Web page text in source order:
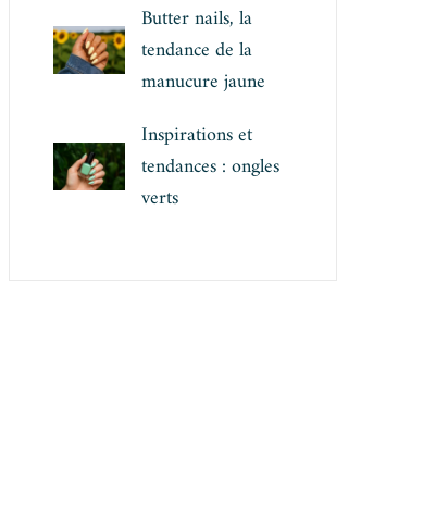
Butter nails, la
tendance de la
manucure jaune
Inspirations et
tendances : ongles
verts